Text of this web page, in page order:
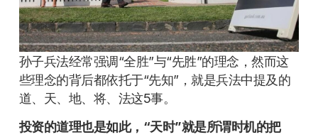
孙子兵法经常强调“全胜”与“先胜”的理念，然而这
些理念的背后都依托于“先知”，就是兵法中提及的
道、天、地、将、法这5事。
投资的道理也是如此，“天时”就是所谓时机的把